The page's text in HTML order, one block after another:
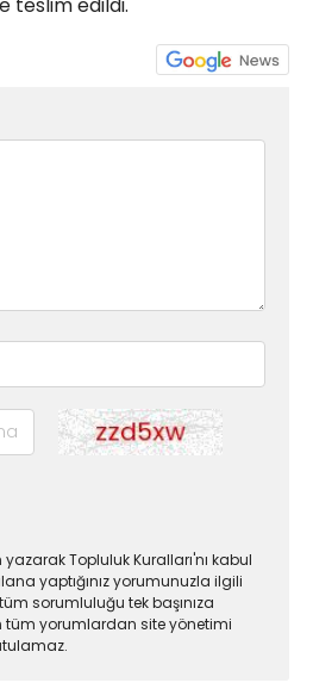
Topluluk Kuralları'nı kabul
yaptığınız yorumunuzla ilgili
sorumluluğu tek başınıza
tüm yorumlardan site yönetimi